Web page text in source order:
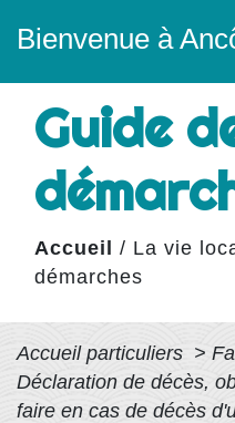
Bienvenue à
Guide
Accueil / La vie
démarches
Accueil particuliers >
Déclaration de décès,
faire en cas de décès